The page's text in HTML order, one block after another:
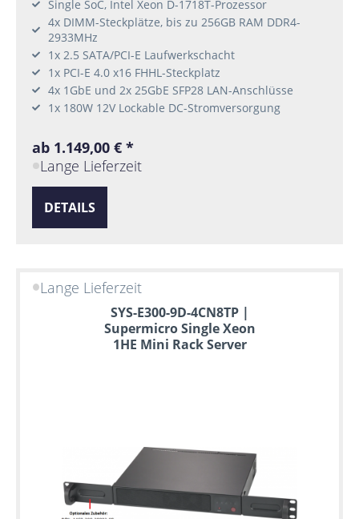
Single SoC, Intel Xeon D-1718T-Prozessor
4x DIMM-Steckplätze, bis zu 256GB RAM DDR4-
2933MHz
1x 2.5 SATA/PCI-E Laufwerkschacht
1x PCI-E 4.0 x16 FHHL-Steckplatz
4x 1GbE und 2x 25GbE SFP28 LAN-Anschlüsse
1x 180W 12V Lockable DC-Stromversorgung
ab 1.149,00 € *
Lange Lieferzeit
DETAILS
Lange Lieferzeit
SYS-E300-9D-4CN8TP |
Supermicro Single Xeon
1HE Mini Rack Server